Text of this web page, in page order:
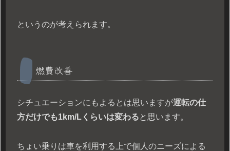
というのが考えられます。
燃費改善
シチュエーションにもよるとは思いますが運転の仕
方だけでも1km/Lくらいは変わる と思います。
ちょい乗りは車を利用する上で個人のニーズによる